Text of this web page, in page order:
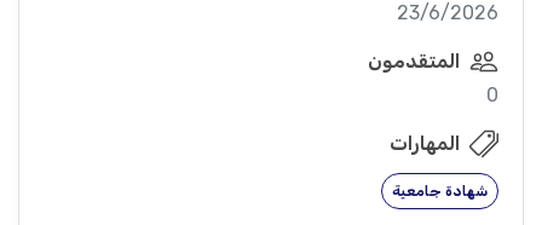
23/6/2026
المتقدمون
0
المهارات
شهادة جامعية